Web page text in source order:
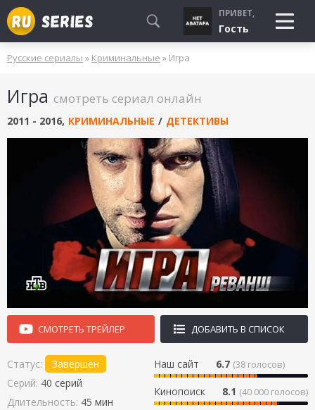
СМОТРЮ
БУДУ СМОТРЕТЬ
УЖЕ СМОТРЕЛ
ПРИВЕТ,
Гость
Русские сериалы » Криминальные » Игра
Игра смотреть сериал онлайн
2011 - 2016, КРИМИНАЛЬНЫЕ / ДЕТЕКТИВЫ
СМОТРЕТЬ ТРЕЙЛЕР ДОБАВИТЬ В СПИСОК
Наш сайт 6.7 (38 голосов)
Кинопоиск 8.1 (40 000 голосов)
Статус:
Завершен
Серий: 40 серий
Длительность: 45 мин